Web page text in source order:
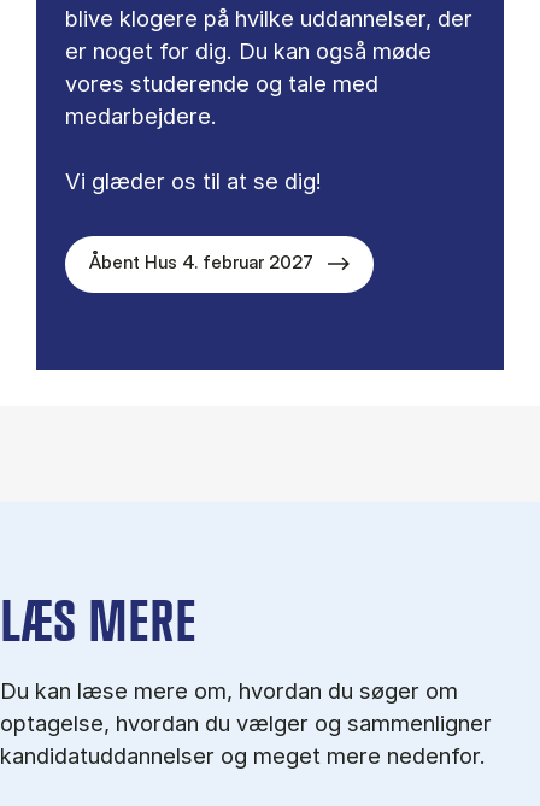
blive klogere på hvilke uddannelser, der
er noget for dig. Du kan også møde
vores studerende og tale med
medarbejdere.
Vi glæder os til at se dig!
Åbent Hus 4. februar 2027
LÆS MERE
Du kan læse mere om, hvordan du søger om
optagelse, hvordan du vælger og sammenligner
kandidatuddannelser og meget mere nedenfor.